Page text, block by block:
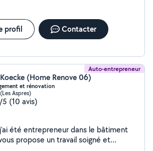
profil Contacter
Auto-entrepreneur
(Home Renove 06)
et rénovation
Aspres)
5 (10 avis)
été entrepreneur dans le bâtiment
propose un travail soigné et